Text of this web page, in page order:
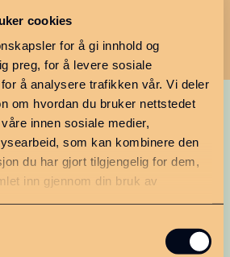
cookies
for å gi innhold og
preg, for å levere sosiale
å analysere trafikken vår. Vi deler
om hvordan du bruker nettstedet
innen sosiale medier,
som kan kombinere den
du har gjort tilgjengelig for dem,
inn gjennom din bruk av
Se mer aktuelt